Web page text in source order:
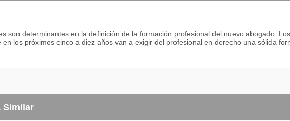
son determinantes en la definición de la formación profesional del nuevo abogado.
los próximos cinco a diez años van a exigir del profesional en derecho una sólida
Similar